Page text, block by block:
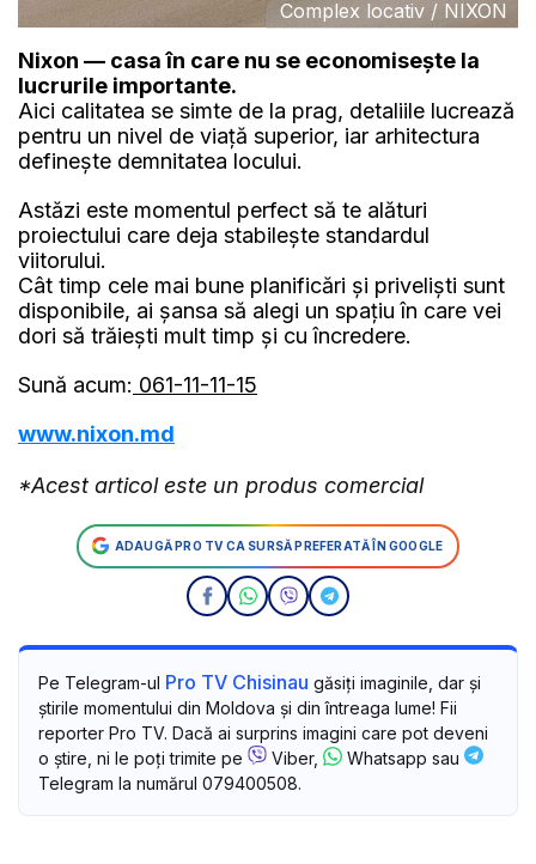
Complex locativ / NIXON
Nixon — casa în care nu se economisește la
lucrurile importante.
Aici calitatea se simte de la prag, detaliile lucrează
pentru un nivel de viață superior, iar arhitectura
definește demnitatea locului.
Astăzi este momentul perfect să te alături
proiectului care deja stabilește standardul
viitorului.
Cât timp cele mai bune planificări și priveliști sunt
disponibile, ai șansa să alegi un spațiu în care vei
dori să trăiești mult timp și cu încredere.
Sună acum: 061-11-11-15
www.nixon.md
*Acest articol este un produs comercial
ADAUGĂ PRO TV CA SURSĂ PREFERATĂ ÎN GOOGLE
Pe Telegram-ul Pro TV Chisinau găsiți imaginile, dar și
știrile momentului din Moldova și din întreaga lume! Fii
reporter Pro TV. Dacă ai surprins imagini care pot deveni
o știre, ni le poți trimite pe
Viber,
Whatsapp sau
Telegram la numărul 079400508.